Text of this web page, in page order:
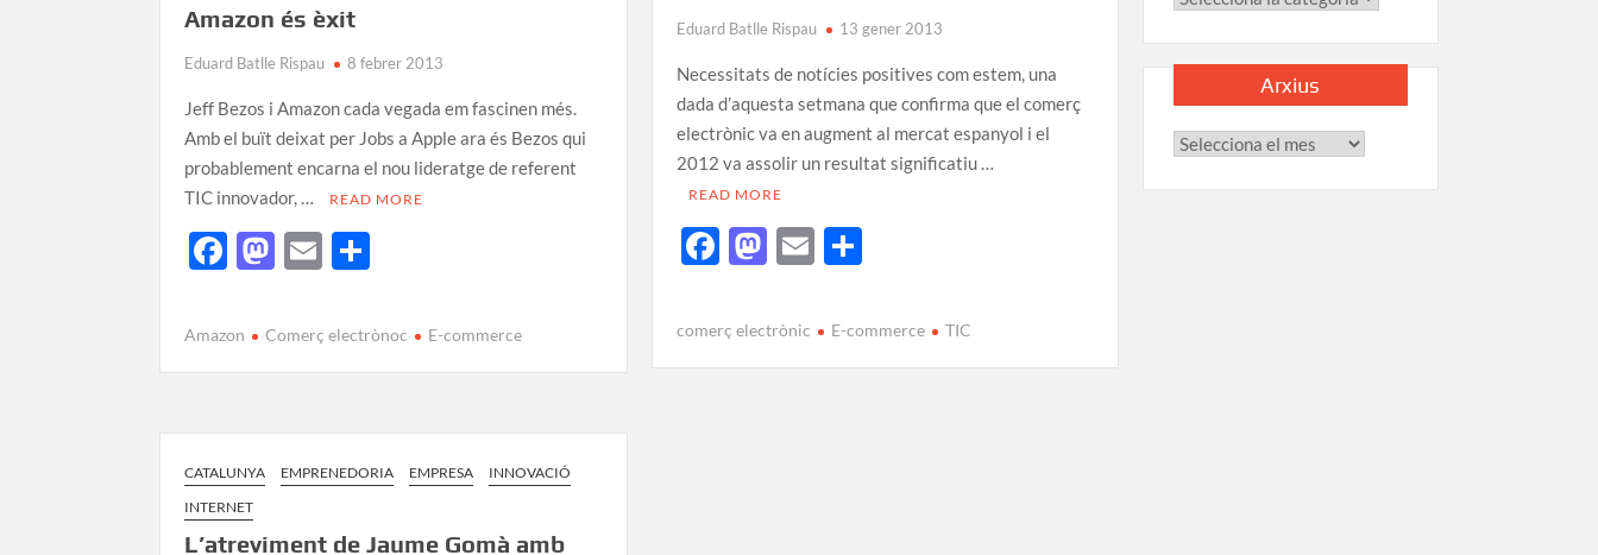
Amazon és èxit
Eduard Batlle Rispau 8 febrer 2013
Jeff Bezos i Amazon cada vegada em fascinen més.
Amb el buït deixat per Jobs a Apple ara és Bezos qui
probablement encarna el nou lideratge de referent
TIC innovador, …
READ MORE
F
e
b
o
k
M
to
d
n
E
ail m
p
te
ix
Amazon Comerç electrònoc E-commerce
Eduard Batlle Rispau 13 gener 2013
Necessitats de notícies positives com estem, una
dada d’aquesta setmana que confirma que el comerç
electrònic va en augment al mercat espanyol i el
2012 va assolir un resultat significatiu …
READ MORE
F
e
b
M
to
d
E
ail
C
m
p
comerç electrònic E-commerce TIC
CATALUNYA EMPRENEDORIA EMPRESA
INNOVACIÓ
INTERNET
L’atreviment de Jaume Gomà amb
Arxius